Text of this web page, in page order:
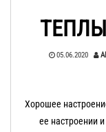
05.06.2020
Хорошее
ее настроении